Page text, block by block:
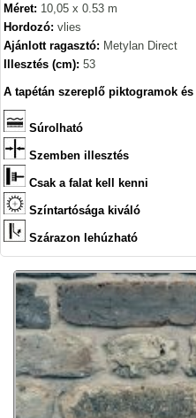
Méret: 10,05 x 0.53 m
Hordozó: vlies
Ajánlott ragasztó: Metylan Direct
Illesztés (cm): 53
A tapétán szereplő piktogramok
Súrolható
Szemben illesztés
Csak a falat kell kenni
Színtartósága kiváló
Szárazon lehúzható